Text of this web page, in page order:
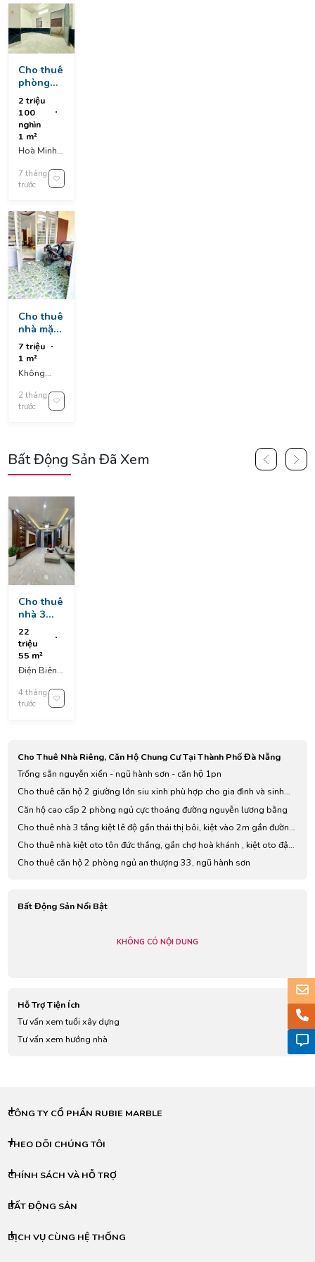
Cho thuê
phòng
trọ mặt
tiền hoà
minh 25
2 triệu
100
nghìn
1 m²
Hoà Minh
Minh, Liên
Chiểu, Da
Vietnam
7 tháng
trước
Cho thuê
nhà mặt
tiền đá
mọc, gần
bến xe
7 triệu
1 m²
Không
chỉ
2 tháng
trước
Bất Động Sản Đã Xem
Cho thuê
nhà 3
tầng kiệt
oto điện
biên phủ
gần mẹ
nhu gần
siêu thị
coopmart,
chính
22
triệu
55 m²
Điện Biên
Khê
District, Đà
4 tháng
trước
Cho Thuê Nhà Riêng, Căn Hộ Chung Cư Tại Thành Phố Đà Nẵng
Trống sẵn nguyễn xiển - ngũ hành sơn - căn hộ 1pn
Cho thuê căn hộ 2 giường lớn siu xinh phù hợp cho gia đình và sinh
viên
Căn hộ cao cấp 2 phòng ngủ cực thoáng đường nguyễn lương bằng
Cho thuê nhà 3 tầng kiệt lê độ gần thái thị bôi, kiệt vào 2m gần đường
chính
Cho thuê nhà kiệt oto tôn đức thắng, gần chợ hoà khánh , kiệt oto đậu
đỗ
Cho thuê căn hộ 2 phòng ngủ an thượng 33, ngũ hành sơn
Bất Động Sản Nổi Bật
KHÔNG CÓ NỘI DUNG
Hỗ Trợ Tiện Ích
Tư vấn xem tuổi xây dựng
Tư vấn xem hướng nhà
CÔNG TY CỔ PHẦN RUBIE MARBLE
THEO DÕI CHÚNG TÔI
CHÍNH SÁCH VÀ HỖ TRỢ
BẤT ĐỘNG SẢN
DỊCH VỤ CÙNG HỆ THỐNG